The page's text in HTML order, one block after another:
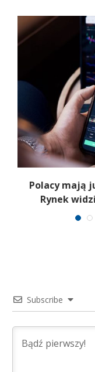
Polacy mają
Rynek
Subscribe